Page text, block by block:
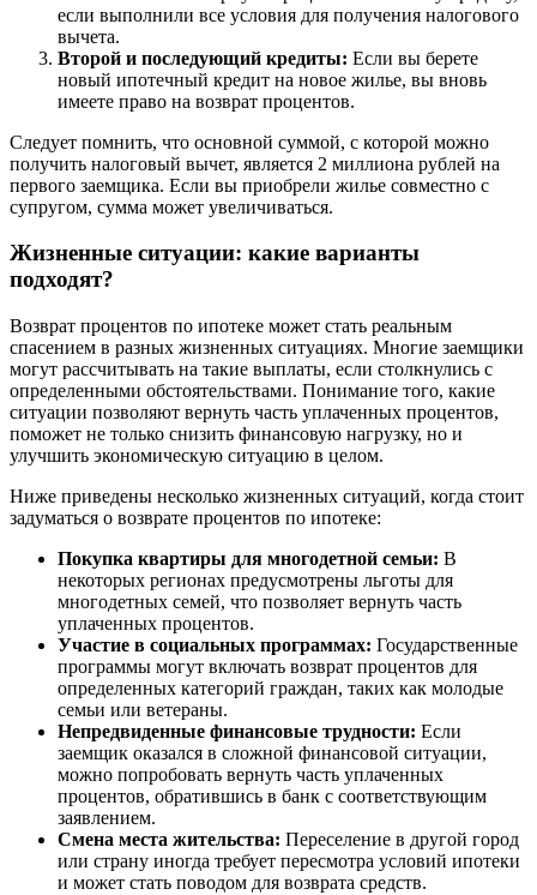
если выполнили все условия для получения налогового
вычета.
Второй и последующий кредиты: Если вы берете
новый ипотечный кредит на новое жилье, вы вновь
имеете право на возврат процентов.
Следует помнить, что основной суммой, с которой можно
получить налоговый вычет, является 2 миллиона рублей на
первого заемщика. Если вы приобрели жилье совместно с
супругом, сумма может увеличиваться.
Жизненные ситуации: какие варианты
подходят?
Возврат процентов по ипотеке может стать реальным
спасением в разных жизненных ситуациях. Многие заемщики
могут рассчитывать на такие выплаты, если столкнулись с
определенными обстоятельствами. Понимание того, какие
ситуации позволяют вернуть часть уплаченных процентов,
поможет не только снизить финансовую нагрузку, но и
улучшить экономическую ситуацию в целом.
Ниже приведены несколько жизненных ситуаций, когда стоит
задуматься о возврате процентов по ипотеке:
Покупка квартиры для многодетной семьи: В
некоторых регионах предусмотрены льготы для
многодетных семей, что позволяет вернуть часть
уплаченных процентов.
Участие в социальных программах: Государственные
программы могут включать возврат процентов для
определенных категорий граждан, таких как молодые
семьи или ветераны.
Непредвиденные финансовые трудности: Если
заемщик оказался в сложной финансовой ситуации,
можно попробовать вернуть часть уплаченных
процентов, обратившись в банк с соответствующим
заявлением.
Смена места жительства: Переселение в другой город
или страну иногда требует пересмотра условий ипотеки
и может стать поводом для возврата средств.